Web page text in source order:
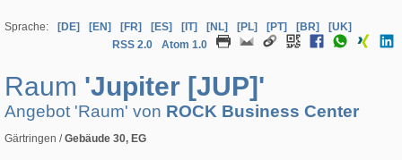
Sprache: [DE] [EN] [FR] [ES] [IT] [NL] [PL] [PT] [BR]
[UK]
RSS 2.0
Atom 1.0
Raum 'Jupiter [JUP]'
Angebot 'Raum' von ROCK Business Center
Gärtringen /Gebäude 30, EG